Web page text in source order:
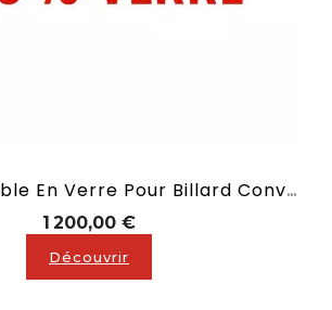
Dessus De Table En Verre Pour Billard Convertible En 2,10 M
1 200,00 €Prix
Découvrir